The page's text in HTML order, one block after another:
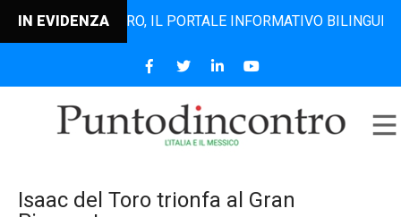
IN EVIDENZAIL PORTALE INFORMATIVO BILINGUE CHE
Isaac del Toro trionfa al Gran